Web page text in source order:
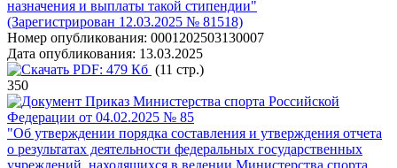
назначения и выплаты такой стипендии"
(Зарегистрирован 12.03.2025 № 81518)
Номер опубликования: 0001202503130007
Дата опубликования: 13.03.2025
PDF: 479 Кб (11 стр.)
350
Приказ Министерства спорта Российской
Федерации от 04.02.2025 № 85
"Об утверждении порядка составления и утверждения отчета
о результатах деятельности федеральных государственных
учреждений, находящихся в ведении Министерства спорта